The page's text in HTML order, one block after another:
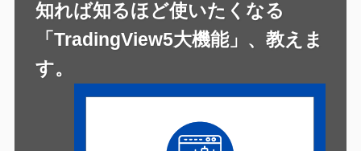
知れば知るほど使いたくなる
「TradingView5大機能」、教えま
す。